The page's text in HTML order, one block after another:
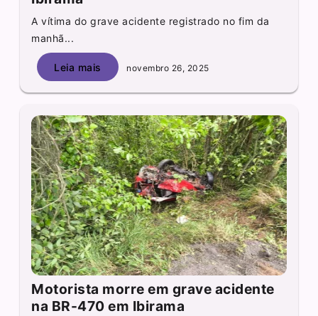
A vítima do grave acidente registrado no fim da
manhã...
Leia mais novembro 26, 2025
Motorista morre em grave acidente
na BR-470 em Ibirama